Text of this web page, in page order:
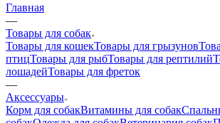
Главная
—
Товары для собак
Товары для кошекТовары для грызунов
птицТовары для рыбТовары для рептилий
лошадейТовары для фреток
—
Аксессуары
Корм для собакВитамины для собак